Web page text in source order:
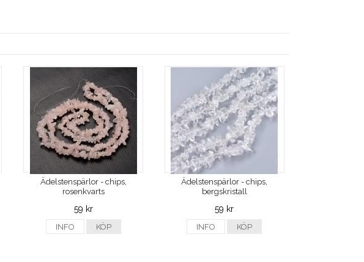
Ädelstenspärlor - chips,
rosenkvarts
59 kr
INFO KÖP
Ädelstenspärlor - chips,
bergskristall
59 kr
INFO KÖP